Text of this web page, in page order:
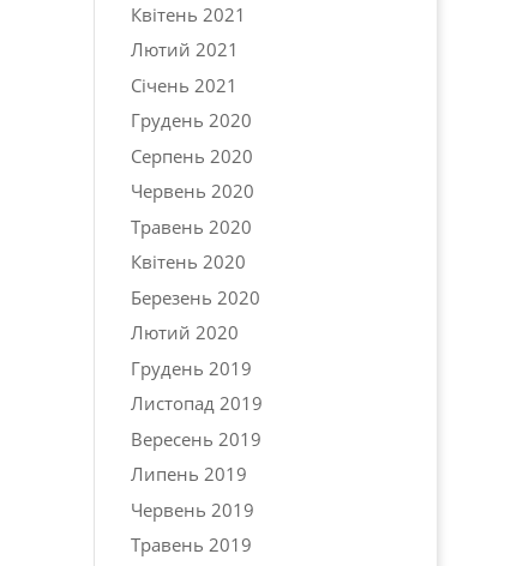
Квітень 2021
Лютий 2021
Січень 2021
Грудень 2020
Серпень 2020
Червень 2020
Травень 2020
Квітень 2020
Березень 2020
Лютий 2020
Грудень 2019
Листопад 2019
Вересень 2019
Липень 2019
Червень 2019
Травень 2019